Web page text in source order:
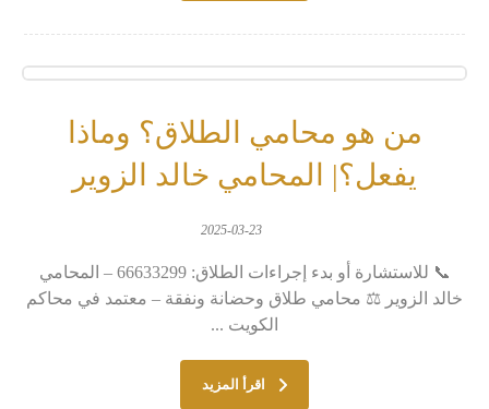
من هو محامي الطلاق؟ وماذا
يفعل؟| المحامي خالد الزوير
2025-03-23
📞 للاستشارة أو بدء إجراءات الطلاق: 66633299 – المحامي
خالد الزوير ⚖️ محامي طلاق وحضانة ونفقة – معتمد في محاكم
الكويت ...
اقرأ المزيد